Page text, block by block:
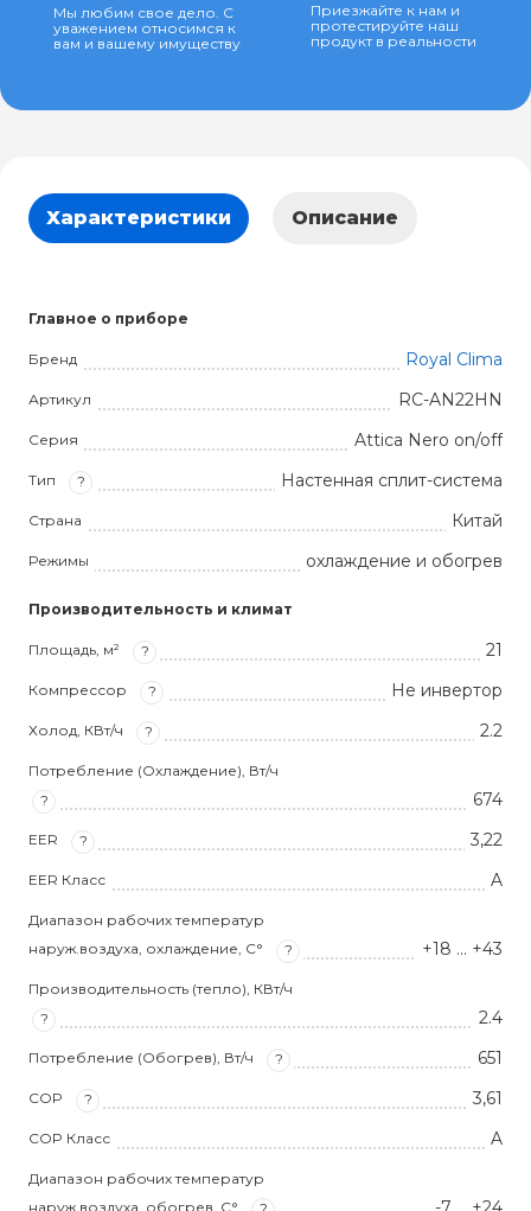
Мы любим свое дело. С
уважением относимся к
вам и вашему имуществу
Приезжайте к нам и
протестируйте наш
продукт в реальности
Характеристики Описание
Главное о приборе
Бренд Royal Clima
Артикул RC-AN22HN
Серия Attica Nero on/off
Тип ? Настенная сплит-система
Страна Китай
Режимы охлаждение и обогрев
Производительность и климат
Площадь, м² ? 21
Компрессор ? Не инвертор
Холод, КВт/ч ? 2.2
Потребление (Охлаждение), Вт/ч
?
674
EER ? 3,22
EER Класс A
Диапазон рабочих температур
наруж.воздуха, охлаждение, С°
? +18 … +43
Производительность (тепло), КВт/ч
?
2.4
Потребление (Обогрев), Вт/ч ? 651
COP ? 3,61
COP Класс A
Диапазон рабочих температур
наруж.воздуха, обогрев, С°